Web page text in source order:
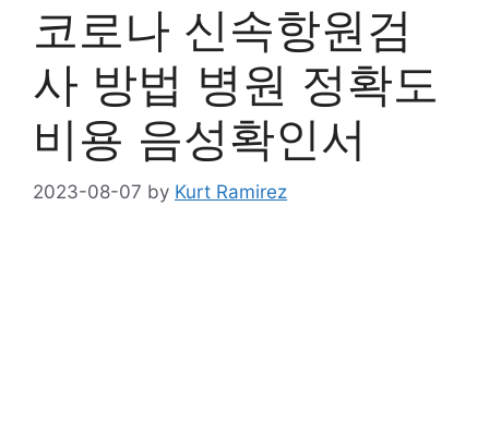
코로나 신속항원검
사 방법 병원 정확도
비용 음성확인서
2023-08-07 by Kurt Ramirez